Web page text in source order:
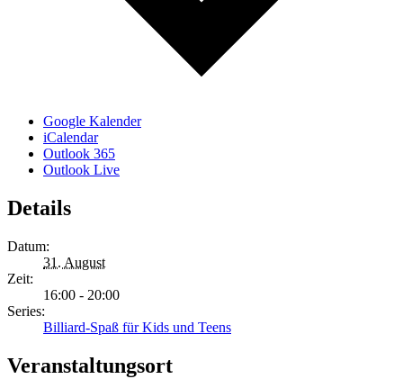
Google Kalender
iCalendar
Outlook 365
Outlook Live
Details
Datum:
31. August
Zeit:
16:00 - 20:00
Series:
Billiard-Spaß für Kids und Teens
Veranstaltungsort